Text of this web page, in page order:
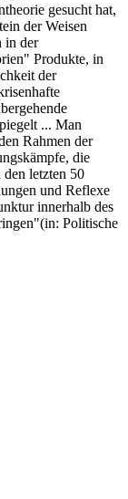
gesucht hat,
der Weisen
in der
Produkte, in
der
... Man
Rahmen der
die
letzten 50
und Reflexe
innerhalb des
Politische